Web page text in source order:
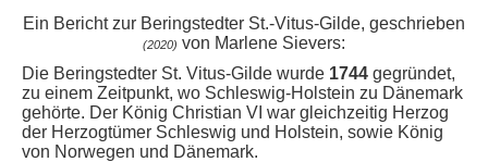
Ein Bericht zur Beringstedter St.-Vitus-Gilde, geschrieben
(2020) von Marlene Sievers:
Die Beringstedter St. Vitus-Gilde wurde 1744 gegründet,
zu einem Zeitpunkt, wo Schleswig-Holstein zu Dänemark
gehörte. Der König Christian VI war gleichzeitig Herzog
der Herzogtümer Schleswig und Holstein, sowie König
von Norwegen und Dänemark.